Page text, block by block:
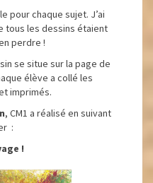
pour chaque sujet. J’ai
tous les dessins étaient
perdre !
se situe sur la page de
élève a collé les
imprimés.
, CM1 a réalisé en suivant
:
!